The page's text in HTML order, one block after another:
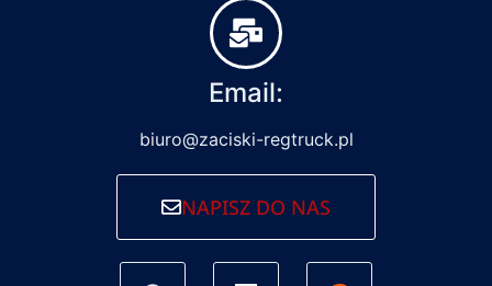
Email:
biuro@zaciski-regtruck.pl
NAPISZ DO NAS